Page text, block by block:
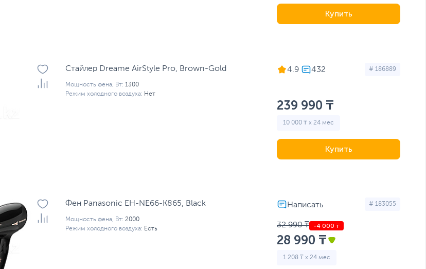
Купить
Стайлер Dreame AirStyle Pro, Brown-Gold
Мощность фена, Вт: 1300
Режим холодного воздуха: Нет
4.9 # 186889
239 990 ₸
10 000 ₸ x 24 мес
Купить
Фен Panasonic EH-NE66-K865, Black
Мощность фена, Вт: 2000
Режим холодного воздуха: Есть
# 183055
32 990 ₸
28 990 ₸
1 208 ₸ x 24 мес